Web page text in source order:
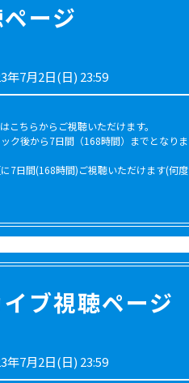
ージ
年7月2日(日) 23:59
ちらからご視聴いただけます。
ク後から7日間（168時間）までとなりま
7日間(168時間)ご視聴いただけます(何度
ブ視聴ページ
年7月2日(日) 23:59